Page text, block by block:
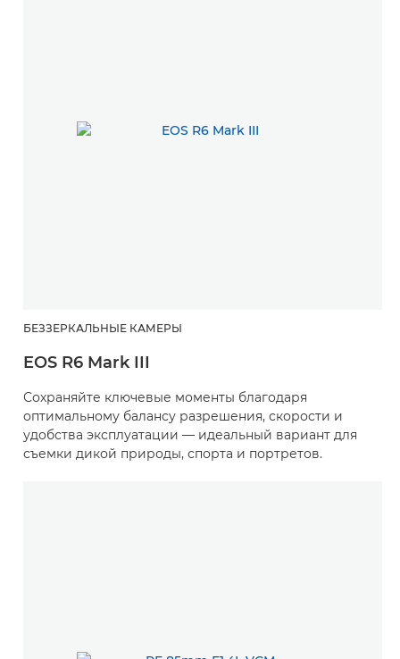
БЕЗЗЕРКАЛЬНЫЕ КАМЕРЫ
EOS R6 Mark III
Сохраняйте ключевые моменты благодаря
оптимальному балансу разрешения, скорости и
удобства эксплуатации — идеальный вариант для
съемки дикой природы, спорта и портретов.